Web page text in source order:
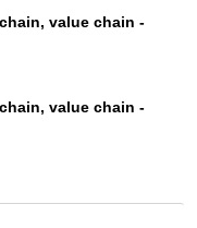
value chain -
value chain -